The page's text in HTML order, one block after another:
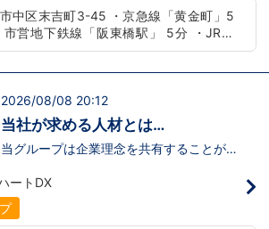
方が当グループでは活躍の場を広げていま
す。他にも…・失敗しても諦めない！・と
にかくやる気だけは負けない！・環境を変
をあげたい！など。接客業経験がないから
ジョンの為にこうしたい！こうなりたい！
と強い意志を持ってる方にも平等にチャン
スがある職場になっています。その為、未
経験からの応募も大歓迎です。今働いてる
倒的に多いです。「ちょっと求めてる人物
像と自分は違うかも…？」と思う方もいる
と思います。ですが、よく考えてくださ
い。全てが当てはまる人の方が少ないと思
末吉町3-45 ・京急線「黄金町」5
駅」15分
2026/08/08 20:12
当社が求める人材とは…
当グループは企業理念を共有することがで
神】を持っている方を求めています。さら
に！『ハピネスグループは、店舗数が増え
ます！！』つまり…【店長/幹部】の空き
枠があるってことです。実際に働いてみ
ートDX